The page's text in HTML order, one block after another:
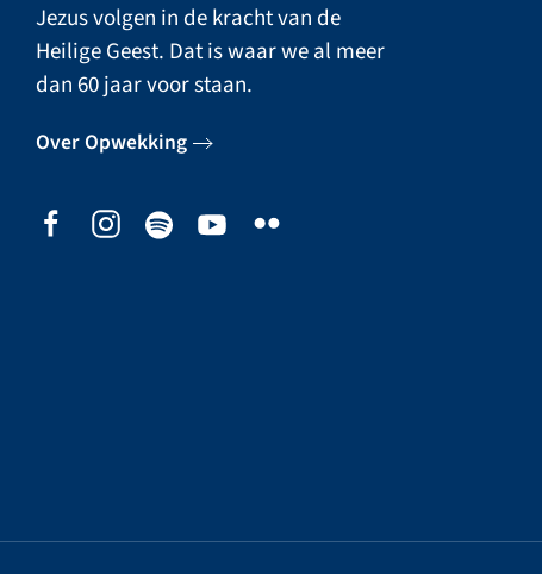
Jezus volgen in de kracht van de
Heilige Geest. Dat is waar we al meer
dan 60 jaar voor staan.
Over Opwekking